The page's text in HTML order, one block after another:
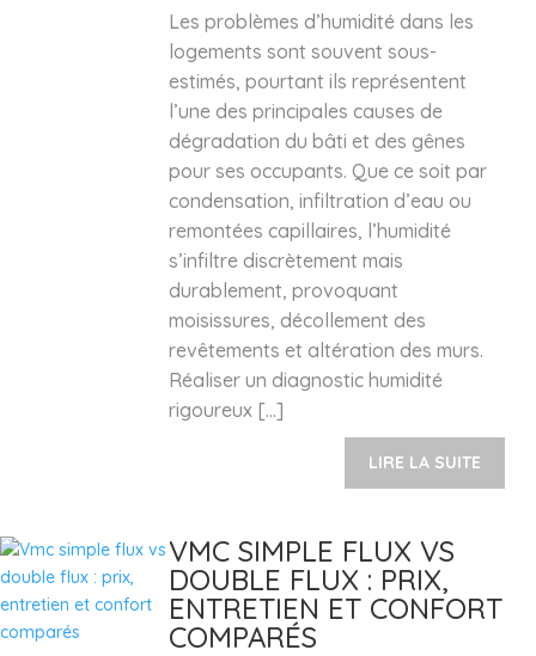
Les problèmes d’humidité dans les
logements sont souvent sous-
estimés, pourtant ils représentent
l’une des principales causes de
dégradation du bâti et des gênes
pour ses occupants. Que ce soit par
condensation, infiltration d’eau ou
remontées capillaires, l’humidité
s’infiltre discrètement mais
durablement, provoquant
moisissures, décollement des
revêtements et altération des murs.
Réaliser un diagnostic humidité
rigoureux […]
LIRE LA SUITE
VMC SIMPLE FLUX VS
DOUBLE FLUX : PRIX,
ENTRETIEN ET CONFORT
COMPARÉS